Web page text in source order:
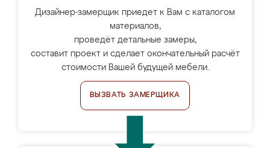
Дизайнер-замерщик приедет к Вам с каталогом
материалов,
проведёт детальные замеры,
составит проект и сделает окончательный расчёт
стоимости Вашей будущей мебели.
ВЫЗВАТЬ ЗАМЕРЩИКА